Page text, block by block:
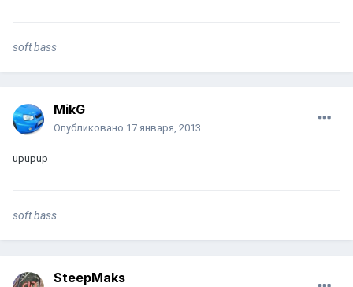
soft bass
MikG
Опубликовано 17 января, 2013
upupup
soft bass
SteepMaks